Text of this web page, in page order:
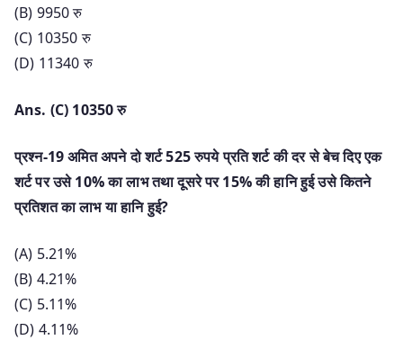
(B) 9950 रु
(C) 10350 रु
(D) 11340 रु
Ans. (C) 10350 रु
प्रश्न-19 अमित अपने दो शर्ट 525 रुपये प्रति शर्ट की दर से बेच दिए एक
शर्ट पर उसे 10% का लाभ तथा दूसरे पर 15% की हानि हुई उसे कितने
प्रतिशत का लाभ या हानि हुई?
(A) 5.21%
(B) 4.21%
(C) 5.11%
(D) 4.11%